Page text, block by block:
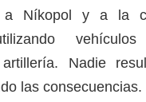
a Níkopol y a la
Nadie
las consecuencias.